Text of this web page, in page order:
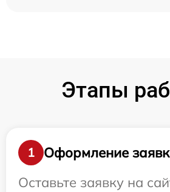
Этапы
1
Оформление
Оставьте заявку на